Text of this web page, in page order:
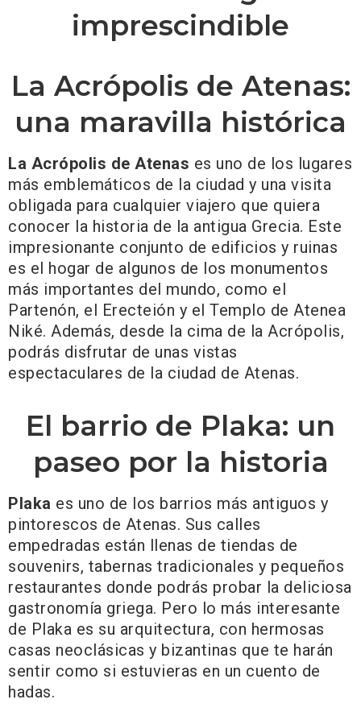
imprescindible
La Acrópolis de Atenas:
una maravilla histórica
La Acrópolis de Atenas es uno de los lugares
más emblemáticos de la ciudad y una visita
obligada para cualquier viajero que quiera
conocer la historia de la antigua Grecia. Este
impresionante conjunto de edificios y ruinas
es el hogar de algunos de los monumentos
más importantes del mundo, como el
Partenón, el Erecteión y el Templo de Atenea
Niké. Además, desde la cima de la Acrópolis,
podrás disfrutar de unas vistas
espectaculares de la ciudad de Atenas.
El barrio de Plaka: un
paseo por la historia
Plaka es uno de los barrios más antiguos y
pintorescos de Atenas. Sus calles
empedradas están llenas de tiendas de
souvenirs, tabernas tradicionales y pequeños
restaurantes donde podrás probar la deliciosa
gastronomía griega. Pero lo más interesante
de Plaka es su arquitectura, con hermosas
casas neoclásicas y bizantinas que te harán
sentir como si estuvieras en un cuento de
hadas.